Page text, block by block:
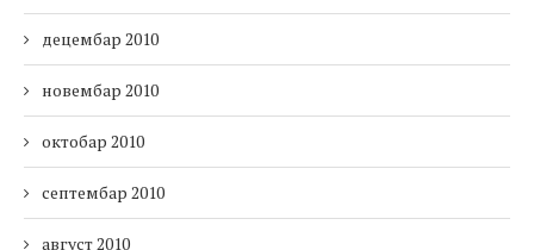
децембар 2010
новембар 2010
октобар 2010
септембар 2010
август 2010